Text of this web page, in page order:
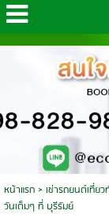
หน้าแรก> เช่ารถยนต์เที่ยว
วันเต็มๆ ที่ บุรีรัมย์